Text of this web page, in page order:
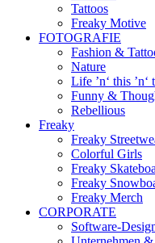
Tattoos
Freaky Motive
FOTOGRAFIE
Fashion &
Nature
Life ’n‘ this ’n‘
Funny &
Rebellious
Freaky
Freaky
Colorful Girls
Freaky
Freaky
Freaky Merch
CORPORATE
Software-